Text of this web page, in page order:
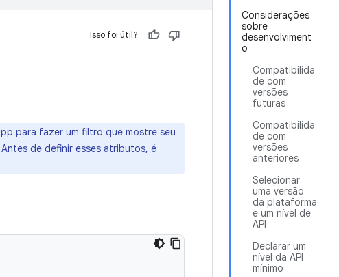
Considerações
sobre
desenvolviment
o
Compatibilida
de com
versões
futuras
Compatibilida
de com
versões
anteriores
Selecionar
uma versão
da plataforma
e um nível de
API
Declarar um
nível da API
mínimo
Isso foi útil?
para fazer um filtro que mostre seu
de definir esses atributos, é